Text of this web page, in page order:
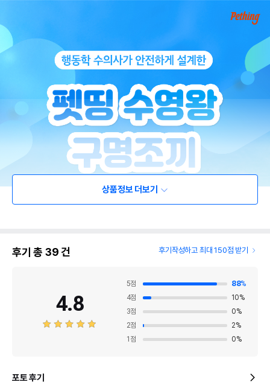
상품정보 더보기
후기 총 39건 후기작성하고 최대 150점 받기
4.8
5점 88%
4점 10%
3점 0%
2점 2%
1 점 0%
포토 후기